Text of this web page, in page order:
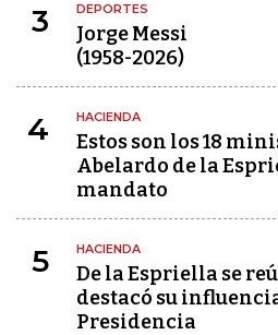
3 DEPORTES
Jorge Messi
(1958-2026)
4 HACIENDA
Estos son los 18
Abelardo de la
mandato
5 HACIENDA
De la Espriella se
destacó su
Presidencia